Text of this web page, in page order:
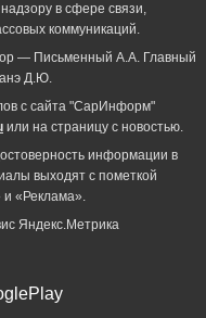
в сфере связи,
коммуникаций.
— Письменный А.А. Главный
Д.Ю.
с сайта "СарИнформ"
или на страницу с новостью.
информации в
выходят с пометкой
«Реклама».
Яндекс.Метрика